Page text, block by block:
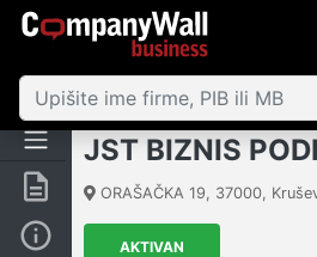
Rezime
JST BIZNIS
ORAŠAČKA 19, 37000,
AKTIVAN